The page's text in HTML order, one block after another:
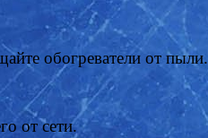
обогреватели от пыли.
от сети.